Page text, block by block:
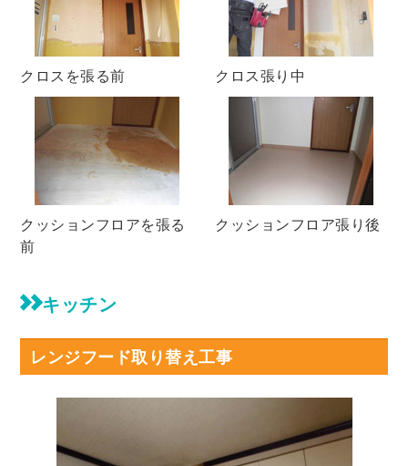
クロスを張る前 クロス張り中
クッションフロアを張る
前
クッションフロア張り後
キッチン
レンジフード取り替え工事